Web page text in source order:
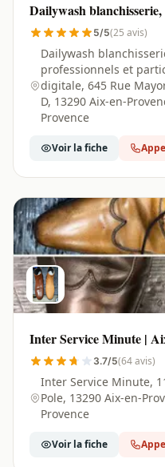
Dailywash
professionnels et
digitale | Aix-en-
5/5(25 avis)
Dailywash
professionnels et
digitale, 645 Rue
D, 13290 Aix-en-
Provence
Voir la fiche
Inter Service Minute |
3.7/5(64 avis)
Inter Service Minute,
Pole, 13290 Aix-en-
Provence
Voir la fiche